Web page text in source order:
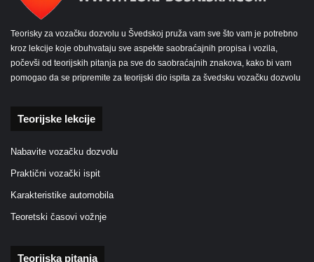
Teorisky za vozačku dozvolu u Švedskoj pruža vam sve što vam je potrebno
kroz lekcije koje obuhvataju sve aspekte saobraćajnih propisa i vozila,
počevši od teorijskih pitanja pa sve do saobraćajnih znakova, kako bi vam
pomogao da se pripremite za teorijski dio ispita za švedsku vozačku dozvolu
Teorijske lekcije
Nabavite vozačku dozvolu
Praktični vozački ispit
Karakteristike automobila
Teoretski časovi vožnje
Teorijska pitanja